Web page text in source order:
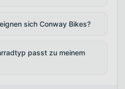
sich Conway Bikes?
passt zu meinem